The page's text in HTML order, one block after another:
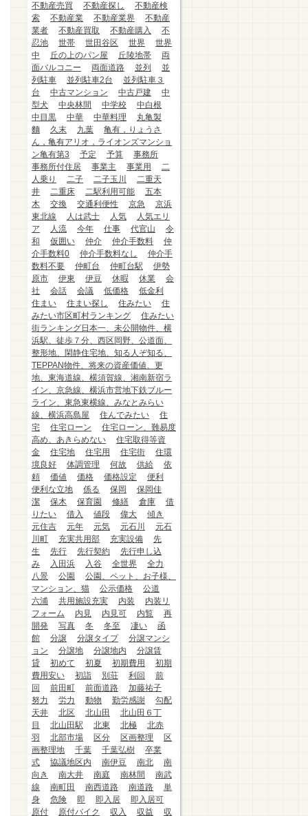
不動産売買
不動産探し
不動産検
索
不動産業 不動産業界
不動産
業者
不動産買取 不動産購入
不
忍池
世帯 世田谷区 世界
世界
中
丘の上のパン屋 丘陵地帯
両
面バルコニー
両面道路 並列
並
列駐車
並列駐車2台
並列駐車３
台
中古マンション 中古戸建
中
型犬
中央林間 中学校
中白根
中目黒
中華 中華料理
丸亀製
麵
久末 九葉
亀有，りょうさ
ん，亀有アリオ，ライオンズマンショ
ン亀有第3
予定 予算
事務所
事務所付住居
事業主 事業用
二
人乗り
二子 二子玉川
二重天
井
二重床 二駅利用可能
五本
木
交換 交通利便性 京急
京浜
東北線
人は武士 人気
人気エリ
ア
人流 今年 仕事 代官山
令
和
仮囲い 仲介 仲介手数料
仲
介手数料0
仲介手数料なし
仲介手
数料不要
仲町台 仲町台駅
伊勢
原市
伊東 伊豆 休暇 休業
会
社
会話 会議 低価格
低金利
住まい
住まい探し 住みたい
住
みたい市区町村ランキング
住みたい
街ランキング日本一、未公開物件、横
浜駅、徒歩７分、西区岡野、公道面、
整形地、閑静住宅地、知る人ぞ知る、
TEPPAN物件、将来の資産価値、更
地、東海道線、横須賀線、湘南新宿ラ
イン、京急線、横浜市営地下鉄ブルー
ライン、東急東横線、みなとみらい
線、横浜高島屋
住んでみたい
住
宅
住宅ローン
住宅ローン、難易度
高め、あきらめない
住宅取得等資
金
住宅地 住宅用 住宅街
住環
境良好
体調管理 何故 供給
依
頼
価値 価格 価格設定
便利
便利な立地
係る 保岡
保岡佳
潔
保木 保育園 修繕 倉庫
借
りたい
借入 値段 偉大
傾き
元住吉
元年 元気 元石川
元石
川町
充実共用部 充実設備
先
生
先行 先行契約
先行申し込
み
入田浜 入谷 全世界
全力
八景
公園
公園、ペット、お子様、
マンション、猫
公示価格
公道
六浦
共用施設充実 内装
内装リ
フォーム
内見 内見可 内覧
再
開発
写真 冬 冬至 凄い
函
館
分譲 分譲タイプ
分譲マンシ
ョン
分譲地 分譲地内
分譲賃
貸
初めて 初夏 初期費用
初期
費用安い
初詣 別荘 利回
前
回
前田町 前面道路
加藤祐子
努力
労力 動物 勤労感謝
勾配
天井
北区 北山田
北山田６丁
目
北山田駅 北東 北極
北赤
羽
北部市場 区分 区画整理
区
画整理地
千葉 千葉弘樹
卒業
式
協議地区内 南伊豆 南北
南
向き
南大井 南庭 南林間
南武
線
南町田 南西道路 南道路
単
身
危険 即 即入居
即入居可
原付
原付バイク 収入 収益
収